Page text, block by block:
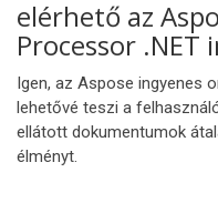
elérhető az
Processor .NET
Igen, az Aspose ingyenes
lehetővé teszi a
ellátott dokumentumok
élményt.